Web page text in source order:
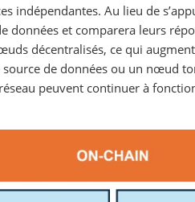
indépendantes. Au lieu de
données et comparera leurs
décentralisés, ce qui
de données ou un nœud
peuvent continuer à